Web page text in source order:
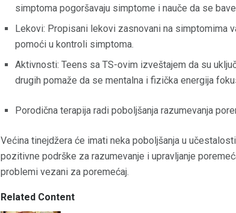
simptoma pogoršavaju simptome i nauče da se
Lekovi: Propisani lekovi zasnovani na simptomima
pomoći u kontroli simptoma.
Aktivnosti: Teens sa TS-ovim izveštajem da su
drugih pomaže da se mentalna i fizička energija
Porodična terapija radi poboljšanja razumevanja
Većina tinejdžera će imati neka poboljšanja u
pozitivne podrške za razumevanje i upravljanje
problemi vezani za poremećaj.
Related Content